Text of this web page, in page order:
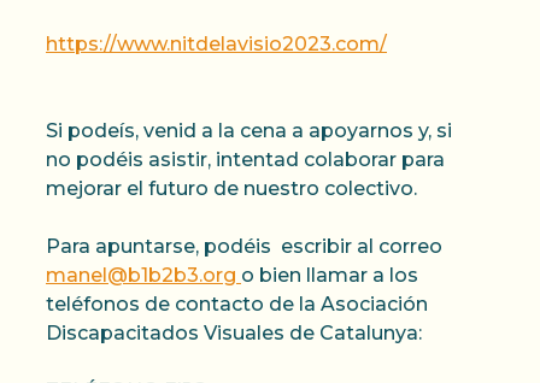
https://www.nitdelavisio2023.com/
Si podeís, venid a la cena a apoyarnos y, si
no podéis asistir, intentad colaborar para
mejorar el futuro de nuestro colectivo.
Para apuntarse, podéis escribir al correo
manel@b1b2b3.org o bien llamar a los
teléfonos de contacto de la Asociación
Discapacitados Visuales de Catalunya: